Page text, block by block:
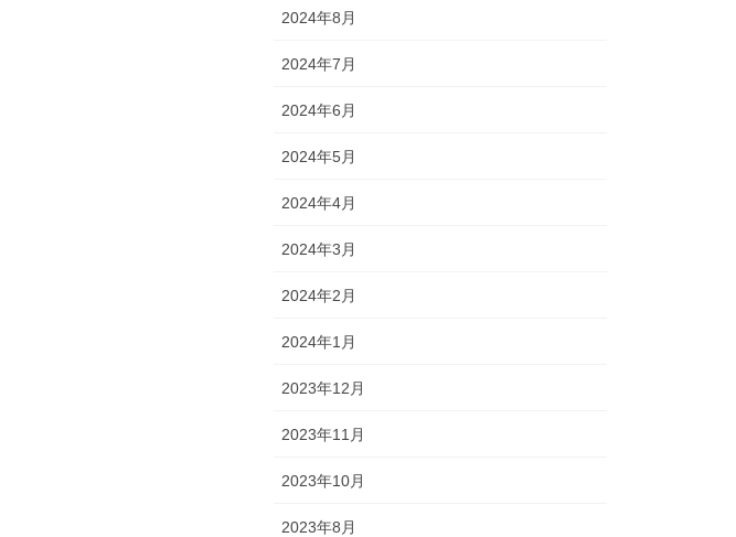
2024年8月
2024年7月
2024年6月
2024年5月
2024年4月
2024年3月
2024年2月
2024年1月
2023年12月
2023年11月
2023年10月
2023年8月